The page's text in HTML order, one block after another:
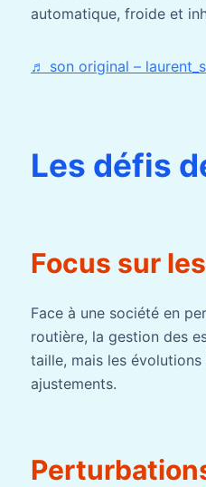
automatique, froide et
♬ son original –
Les défis
Focus sur
Face à une société en
routière, la gestion des
taille, mais les
ajustements.